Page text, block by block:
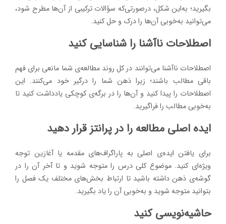
بگیرید؛ به‌این شکل، درصورتی‌که سؤالات ترکیبی از آن‌ها مطرح شود،
می‌توانید به‌خوبی آن‌ها را درک و حل کنید.
اصطلاحات ناآشنا را شناسایی کنید
اصطلاحات ناآشنا می‌توانند در کل روند مطالعه‌ی شما مانعی برای فهم
باقی مطالب باشند؛ زیرا ذهن شما را درگیر خود می‌کنند. این
اصطلاحات را پیدا کنید و آن‌ها را در برگه‌ی کوچکی یادداشت کنید تا
به‌خوبی مطالب را فراگیرید.
ایده اصلی مطالعه را در پرانتز قرار دهید
برای یافتن ایده‌ی اصلی به پاراگراف‌های مقدمه یا آغازین توجه
ویژه‌ای کنید. موضوع کلی درس را متوجه شوید و تا آخر آن را در
گوشه‌ی ذهن داشته باشید تا ارتباط بخش‌های مختلف یک‌ فصل را
بتوانید متوجه شوید و به‌خوبی آن را یاد بگیرید.
حاشیه‌نویسی کنید